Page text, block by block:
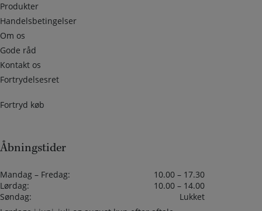
Produkter
Handelsbetingelser
Om os
Gode råd
Kontakt os
Fortrydelsesret
Fortryd køb
Åbningstider
Mandag – Fredag:
10.00 – 17.30
Lørdag:
10.00 – 14.00
Søndag:
Lukket